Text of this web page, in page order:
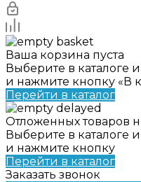
Ваша корзина пуста
Выберите в каталоге
и нажмите кнопку «В
Перейти в каталог
Отложенных товаров
Выберите в каталоге
и нажмите кнопку
Перейти в каталог
Заказать звонок